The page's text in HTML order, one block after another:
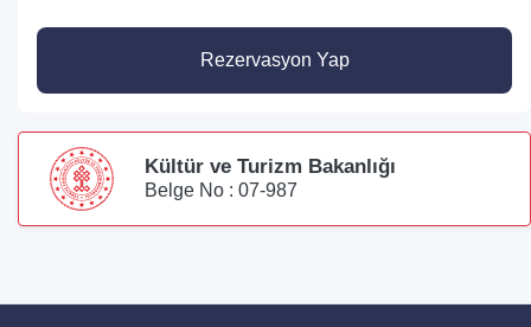
Rezervasyon Yap
Kültür ve Turizm Bakanlığı
Belge No : 07-987